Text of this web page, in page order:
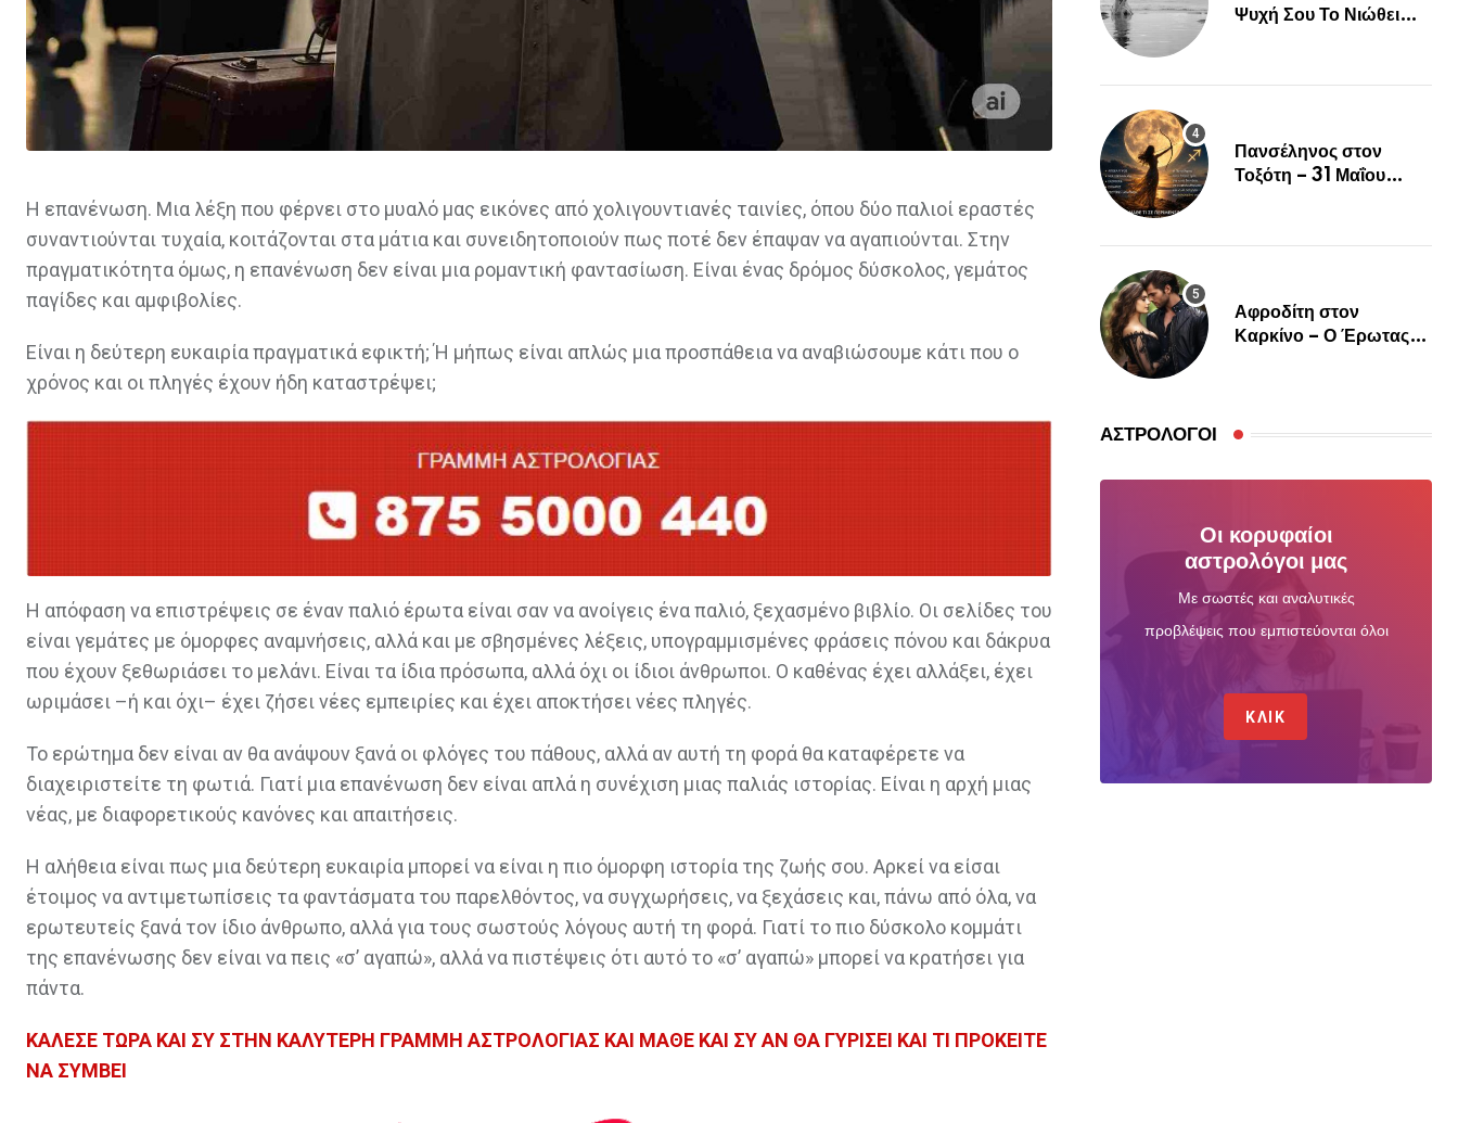
Η επανένωση. Μια λέξη που φέρνει στο μυαλό μας εικόνες από χολιγουντιανές ταινίες, όπου δύο παλιοί εραστές
συναντιούνται τυχαία, κοιτάζονται στα μάτια και συνειδητοποιούν πως ποτέ δεν έπαψαν να αγαπιούνται. Στην
πραγματικότητα όμως, η επανένωση δεν είναι μια ρομαντική φαντασίωση. Είναι ένας δρόμος δύσκολος, γεμάτος
παγίδες και αμφιβολίες.
Είναι η δεύτερη ευκαιρία πραγματικά εφικτή; Ή μήπως είναι απλώς μια προσπάθεια να αναβιώσουμε κάτι που ο
χρόνος και οι πληγές έχουν ήδη καταστρέψει;
Η απόφαση να επιστρέψεις σε έναν παλιό έρωτα είναι σαν να ανοίγεις ένα παλιό, ξεχασμένο βιβλίο. Οι σελίδες του
είναι γεμάτες με όμορφες αναμνήσεις, αλλά και με σβησμένες λέξεις, υπογραμμισμένες φράσεις πόνου και δάκρυα
που έχουν ξεθωριάσει το μελάνι. Είναι τα ίδια πρόσωπα, αλλά όχι οι ίδιοι άνθρωποι. Ο καθένας έχει αλλάξει, έχει
ωριμάσει –ή και όχι– έχει ζήσει νέες εμπειρίες και έχει αποκτήσει νέες πληγές.
Το ερώτημα δεν είναι αν θα ανάψουν ξανά οι φλόγες του πάθους, αλλά αν αυτή τη φορά θα καταφέρετε να
διαχειριστείτε τη φωτιά. Γιατί μια επανένωση δεν είναι απλά η συνέχιση μιας παλιάς ιστορίας. Είναι η αρχή μιας
νέας, με διαφορετικούς κανόνες και απαιτήσεις.
Η αλήθεια είναι πως μια δεύτερη ευκαιρία μπορεί να είναι η πιο όμορφη ιστορία της ζωής σου. Αρκεί να είσαι
έτοιμος να αντιμετωπίσεις τα φαντάσματα του παρελθόντος, να συγχωρήσεις, να ξεχάσεις και, πάνω από όλα, να
ερωτευτείς ξανά τον ίδιο άνθρωπο, αλλά για τους σωστούς λόγους αυτή τη φορά. Γιατί το πιο δύσκολο κομμάτι
της επανένωσης δεν είναι να πεις «σ’ αγαπώ», αλλά να πιστέψεις ότι αυτό το «σ’ αγαπώ» μπορεί να κρατήσει για
πάντα.
ΚΑΛΕΣΕ ΤΩΡΑ ΚΑΙ ΣΥ ΣΤΗΝ ΚΑΛΥΤΕΡΗ ΓΡΑΜΜΗ ΑΣΤΡΟΛΟΓΙΑΣ ΚΑΙ ΜΑΘΕ ΚΑΙ ΣΥ ΑΝ ΘΑ ΓΥΡΙΣΕΙ ΚΑΙ ΤΙ ΠΡΟΚΕΙΤΕ
ΝΑ ΣΥΜΒΕΙ
Ψυχή Σου Το Νιώθει
Πανσέληνος στον
Τοξότη – 31 Μαΐου
Αφροδίτη στον
Καρκίνο – Ο Έρωτας
ΑΣΤΡΟΛΌΓΟΙ
Οι κορυφαίοι
αστρολόγοι μας
Με σωστές και αναλυτικές
προβλέψεις που εμπιστεύονται όλοι
ΚΛΙΚ